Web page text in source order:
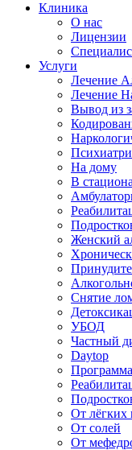
Клиника
О нас
Лицензии
Услуги
Лечение
Лечение
Вывод из
На дому
В
Женский
Снятие
УБОД
Частный
Daytop
От лёгких
От солей
От